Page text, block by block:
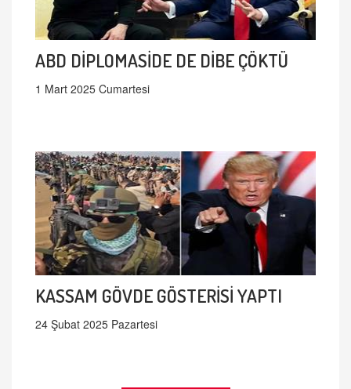
ABD DİPLOMASİDE DE DİBE ÇÖKTÜ
1 Mart 2025 Cumartesi
KASSAM GÖVDE GÖSTERİSİ YAPTI
24 Şubat 2025 Pazartesi